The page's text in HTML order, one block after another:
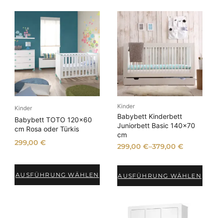
Kinder
Babybett TOTO 120×60
cm Rosa oder Türkis
299,00€
AUSFÜHRUNG WÄHLEN
Kinder
Babybett Kinderbett
Juniorbett Basic 140×70
cm
299,00 €–379,00 €
AUSFÜHRUNG WÄHLEN